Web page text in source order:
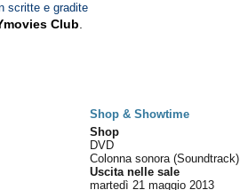
scritte e gradite
Club
Shop & Showtime
Shop
DVD
Colonna sonora (Soundtrack)
Uscita nelle sale
martedì 21 maggio 2013